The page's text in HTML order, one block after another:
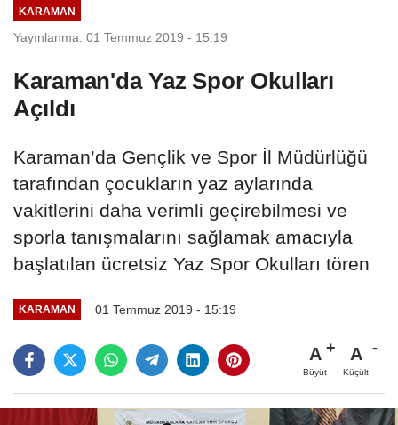
KARAMAN
Yayınlanma: 01 Temmuz 2019 - 15:19
Karaman'da Yaz Spor Okulları
Açıldı
Karaman’da Gençlik ve Spor İl Müdürlüğü
tarafından çocukların yaz aylarında
vakitlerini daha verimli geçirebilmesi ve
sporla tanışmalarını sağlamak amacıyla
başlatılan ücretsiz Yaz Spor Okulları tören
KARAMAN 01 Temmuz 2019 - 15:19
A
Büyüt
A
Küçült